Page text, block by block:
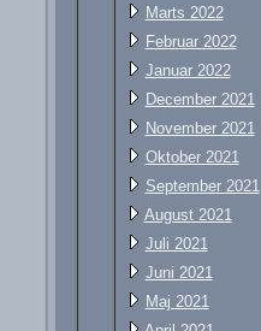
Marts 2022
Februar 2022
Januar 2022
December 2021
November 2021
Oktober 2021
September 2021
August 2021
Juli 2021
Juni 2021
Maj 2021